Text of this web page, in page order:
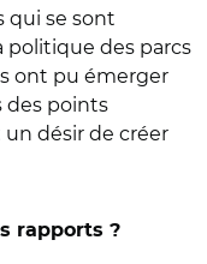
qui se sont
politique des parcs
ont pu émerger
des points
désir de créer
rapports ?